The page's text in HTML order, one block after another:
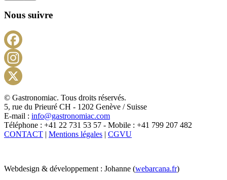
Nous suivre
X
© Gastronomiac. Tous droits réservés.
5, rue du Prieuré CH - 1202 Genève / Suisse
E-mail : info@gastronomiac.com
Téléphone : +41 22 731 53 57 - Mobile : +41 799 207 482
CONTACT | Mentions légales | CGVU
Webdesign & développement : Johanne (webarcana.fr)